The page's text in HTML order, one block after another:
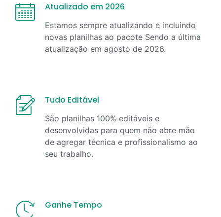
Atualizado em 2026
Estamos sempre atualizando e incluindo
novas planilhas ao pacote Sendo a última
atualização em agosto de 2026.
Tudo Editável
São planilhas 100% editáveis e
desenvolvidas para quem não abre mão
de agregar técnica e profissionalismo ao
seu trabalho.
Ganhe Tempo